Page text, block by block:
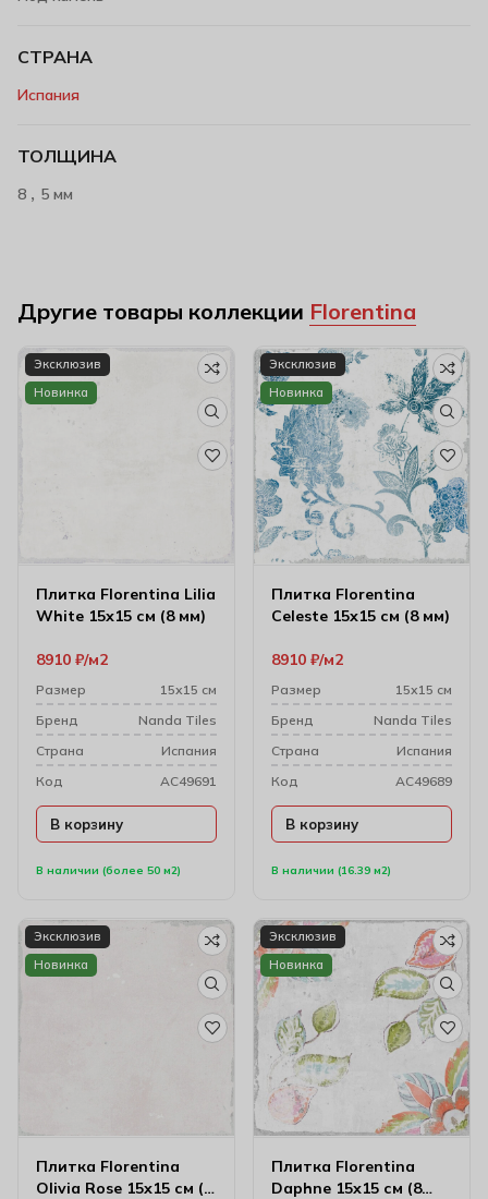
СТРАНА
Испания
ТОЛЩИНА
8 , 5 мм
Другие товары коллекции Florentina
Эксклюзив
Новинка
Плитка Florentina Lilia
White 15х15 см (8 мм)
В наличии (более 50 м2)
8910 ₽ м2
Размер
15х15 см
Бренд
Nanda Tiles
Cтрана
Испания
Код
AC49691
В корзину
Эксклюзив
Новинка
Плитка Florentina
Celeste 15х15 см (8 мм)
В наличии (16.39 м2)
8910 ₽ м2
Размер
15х15 см
Бренд
Nanda Tiles
Cтрана
Испания
Код
AC49689
В корзину
Эксклюзив
Новинка
Плитка Florentina
Olivia Rose 15х15 см (8
Эксклюзив
Новинка
Плитка Florentina
Daphne 15х15 см (8